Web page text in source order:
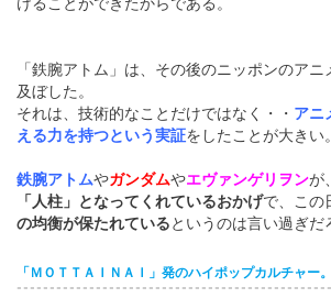
「鉄腕アトム」は、その後のニッポンのア
及ぼした。
それは、技術的なことだけではなく・・ アニ
える力を持つという実証をしたことが大きい。
鉄腕アトムやガンダムやエヴァンゲリヲンが、
「人柱」となってくれているおかげで、この
の均衡が保たれているというのは言い過ぎだ
「ＭＯＴＴＡＩＮＡＩ」発のハイポップカルチャー。